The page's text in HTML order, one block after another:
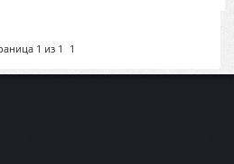
1 из 1 1